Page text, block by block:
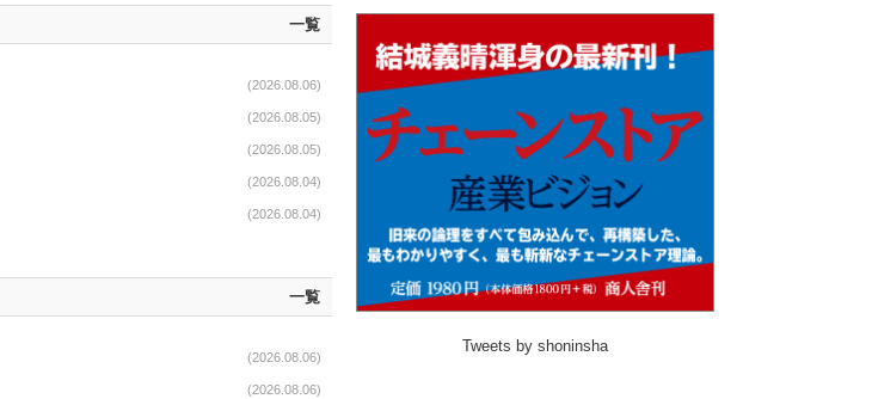
一覧
(2026.08.06)
(2026.08.05)
(2026.08.05)
(2026.08.04)
(2026.08.04)
一覧
(2026.08.06)
(2026.08.06)
Tweets by shoninsha